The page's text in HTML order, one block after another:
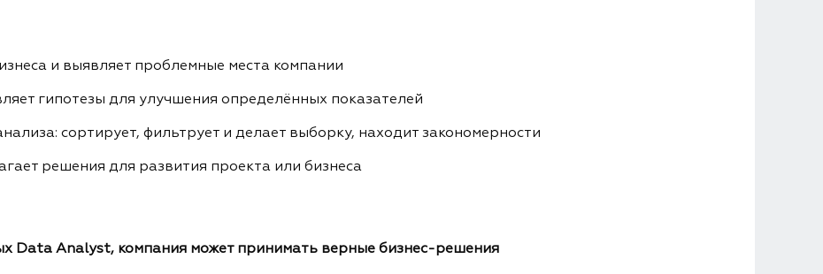
и выявляет проблемные места компании
гипотезы для улучшения определённых показателей
сортирует, фильтрует и делает выборку, находит закономерности
решения для развития проекта или бизнеса
Data Analyst, компания может принимать верные бизнес-решения